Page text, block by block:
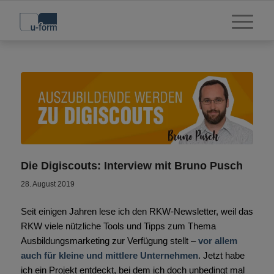
Die Digiscouts: Interview mit Bruno Pusch
28. August 2019
Seit einigen Jahren lese ich den RKW-Newsletter, weil das
RKW viele nützliche Tools und Tipps zum Thema
Ausbildungsmarketing zur Verfügung stellt –vor allem
auch für kleine und mittlere Unternehmen. Jetzt habe
ich ein Projekt entdeckt, bei dem ich doch unbedingt mal